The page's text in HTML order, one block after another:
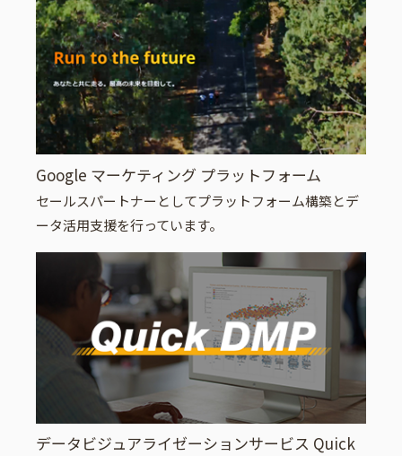
Google マーケティング プラットフォーム
セールスパートナーとしてプラットフォーム構築とデ
ータ活用支援を行っています。
データビジュアライゼーションサービス Quick